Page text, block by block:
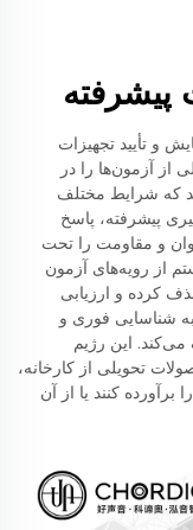
و تأیید تجهیزات
آزمون‌ها را در
که شرایط مختلف
پیشرفته، پاسخ
و مقاومت را تحت
از رویه‌های آزمون
کرده و ارزیابی
شناسایی فوری و
می‌کند. این رژیم
تحویلی از کارخانه،
کنند یا از آن